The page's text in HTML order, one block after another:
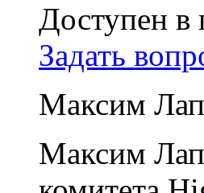
Доступен в
Задать
Максим
Максим